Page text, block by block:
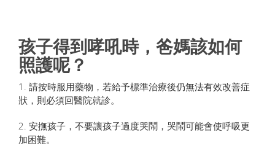
孩子得到哮吼時，爸媽該如何
照護呢？
1. 請按時服用藥物，若給予標準治療後仍無法有效改善症
狀，則必須回醫院就診。
2. 安撫孩子，不要讓孩子過度哭鬧，哭鬧可能會使呼吸更
加困難。